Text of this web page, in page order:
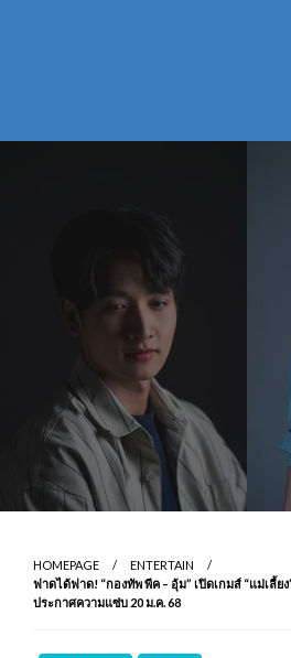
HOMEPAGE
ENTERTAIN
ฟาดได้ฟาด! “กองทัพ พีค – อุ้ม” เปิดเกมส์ “แม่เลี้ย
ประกาศความแซ่บ 20 ม.ค. 68